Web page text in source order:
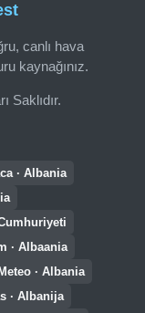
canlı hava
kaynağınız.
Saklıdır.
· Albania
· Albaania
Meteo · Albania
· Albanija